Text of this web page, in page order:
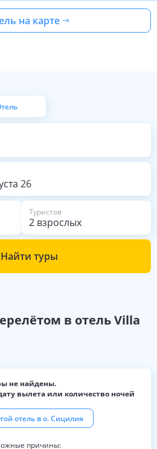
на карте
26
Туристов
2 взрослых
Найти туры
в отельVilla
не найдены.
вылета или количество ночей
отель во. Сицилия